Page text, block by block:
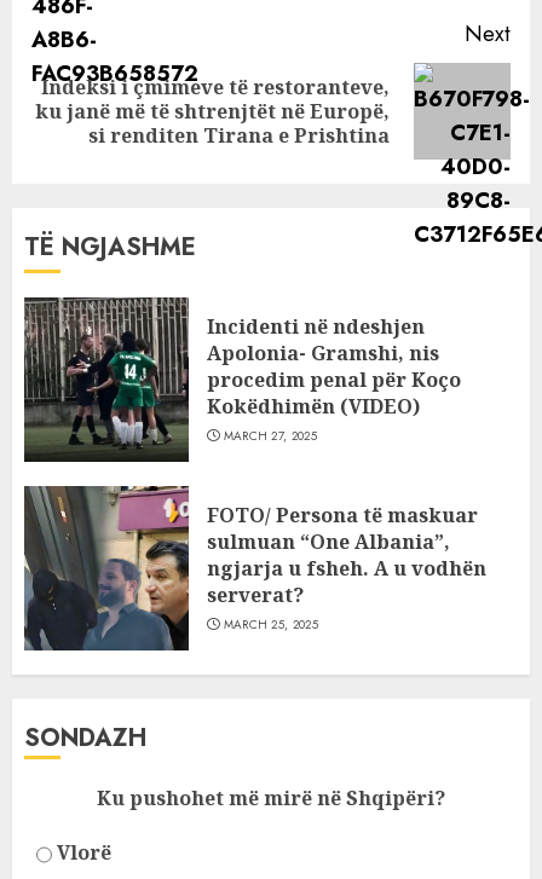
Next
Next
Indeksi i çmimeve të restoranteve,
ku janë më të shtrenjtët në Europë,
si renditen Tirana e Prishtina
TË NGJASHME
Incidenti në ndeshjen
Apolonia- Gramshi, nis
procedim penal për Koço
Kokëdhimën (VIDEO)
MARCH 27, 2025
FOTO/ Persona të maskuar
sulmuan “One Albania”,
ngjarja u fsheh. A u vodhën
serverat?
MARCH 25, 2025
SONDAZH
Ku pushohet më mirë në Shqipëri?
Vlorë